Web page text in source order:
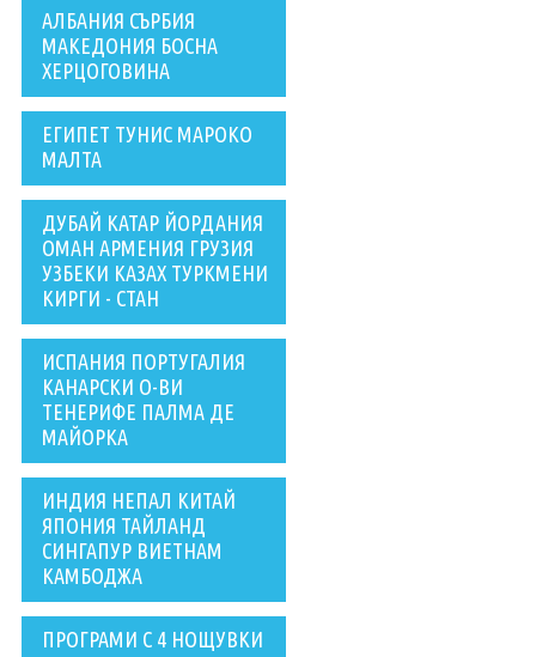
АЛБАНИЯ СЪРБИЯ
МАКЕДОНИЯ БОСНА
ХЕРЦОГОВИНА
ЕГИПЕТ ТУНИС МАРОКО
МАЛТА
ДУБАЙ КАТАР ЙОРДАНИЯ
ОМАН АРМЕНИЯ ГРУЗИЯ
УЗБЕКИ КАЗАХ ТУРКМЕНИ
КИРГИ - СТАН
ИСПАНИЯ ПОРТУГАЛИЯ
КАНАРСКИ О-ВИ
ТЕНЕРИФЕ ПАЛМА ДЕ
МАЙОРКА
ИНДИЯ НЕПАЛ КИТАЙ
ЯПОНИЯ ТАЙЛАНД
СИНГАПУР ВИЕТНАМ
КАМБОДЖА
ПРОГРАМИ С 4 НОЩУВКИ